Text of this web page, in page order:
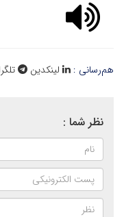
هم‌رسانی : لینکدین
نظر شما :